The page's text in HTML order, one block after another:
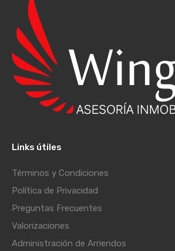
Links útiles
Términos y Condiciones
Política de Privacidad
Preguntas Frecuentes
Valorizaciones
Administración de Arriendos